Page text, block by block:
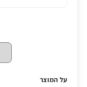
על המוצר